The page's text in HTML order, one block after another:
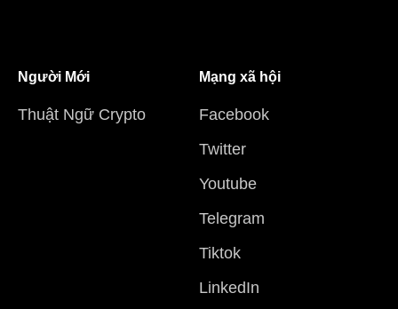
Người Mới
Thuật Ngữ Crypto
Mạng xã hội
Facebook
Twitter
Youtube
Telegram
Tiktok
LinkedIn